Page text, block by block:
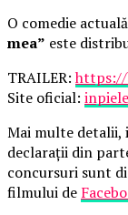
O comedie
mea” este
TRAILER:https://
Site oficial:
Mai multe detalii,
declarații din
concursuri sunt
filmului de